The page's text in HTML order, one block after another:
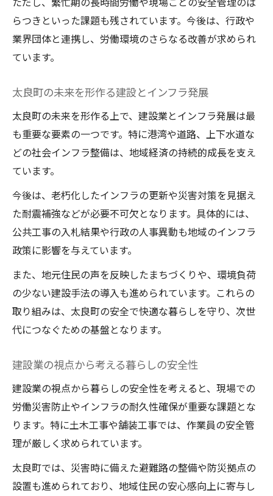
らつきといった課題も残されています。今後は、行政や
業界団体と連携し、労働環境のさらなる改善が求められ
ています。
太良町の未来を形作る建設とインフラ発展
太良町の未来を形作る上で、建設業とインフラ発展は最
も重要な要素の一つです。特に港湾や道路、上下水道な
どの社会インフラ整備は、地域経済の持続的成長を支え
ています。
今後は、老朽化したインフラの更新や災害対策を見据え
た耐震補強などが必要不可欠となります。具体的には、
公共工事の入札結果や行政の人事異動も地域のインフラ
政策に影響を与えています。
また、地元住民の声を反映したまちづくりや、環境負荷
の少ない建設手法の導入も進められています。これらの
取り組みは、太良町の安全で快適な暮らしを守り、次世
代につなぐための基盤となります。
建設業の視点から考える暮らしの安全性
建設業の視点から暮らしの安全性を考えると、現場での
労働災害防止やインフラの耐久性確保が重要な課題とな
ります。特に土木工事や舗装工事では、作業員の安全管
理が厳しく求められています。
太良町では、災害時に備えた避難路の整備や防災拠点の
設置も進められており、地域住民の安心感向上に寄与し